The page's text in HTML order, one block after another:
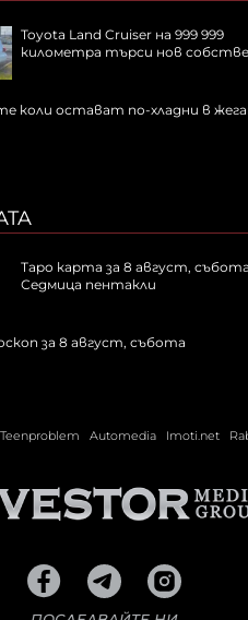
Toyota Land Cruiser на 999 999
километра търси нов
коли остават по-хладни в
Таро карта за 8 август,
Седмица пентакли
за 8 август, събота
Teenproblem Automedia Imoti.net